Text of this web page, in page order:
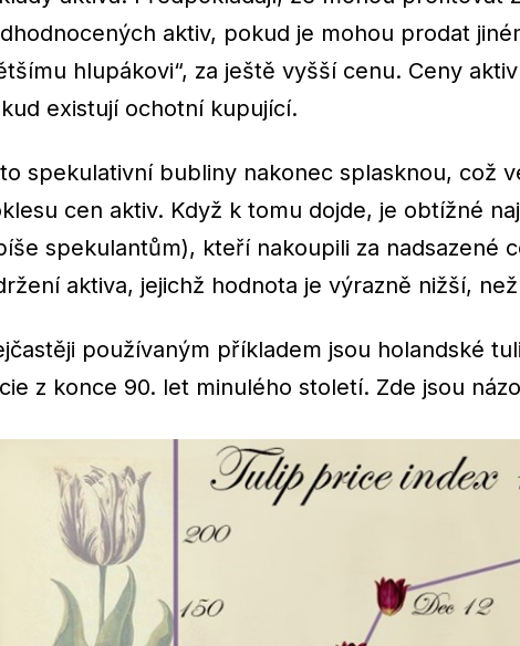
aktiv, pokud je mohou prodat
hlupákovi“, za ještě vyšší cenu. Ceny
existují ochotní kupující.
spekulativní bubliny nakonec splasknou, což
cen aktiv. Když k tomu dojde, je obtížné
spekulantům), kteří nakoupili za nadsazené
aktiva, jejichž hodnota je výrazně nižší,
používaným příkladem jsou holandské
z konce 90. let minulého století. Zde jsou